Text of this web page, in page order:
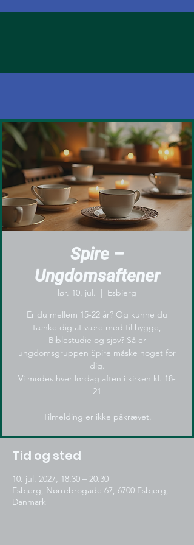
Spire –
Ungdomsaftener
lør. 10. jul.
  |
Esbjerg
Er du mellem 15-22 år? Og kunne du
tænke dig at være med til hygge,
Biblestudie og sjov? Så er
ungdomsgruppen Spire måske noget for
dig.
Vi mødes hver lørdag aften i kirken kl. 18-
21
Tilmelding er ikke påkrævet.
Tid og sted
10. jul. 2027, 18.30 – 20.30
Esbjerg, Nørrebrogade 67, 6700 Esbjerg,
Danmark